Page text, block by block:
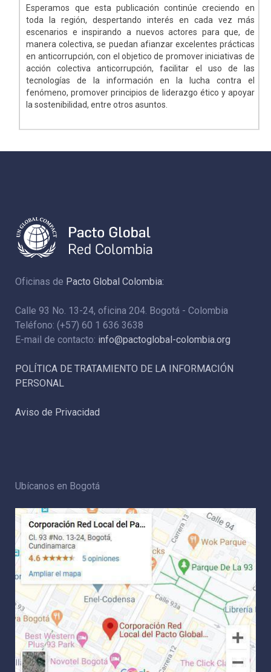
Esperamos que esta publicación continúe creciendo en
toda la región, despertando interés en cada vez más
escenarios e inspirando a nuevos actores para que, de
manera colectiva, se puedan afianzar excelentes prácticas
en anticorrupción, con el objetico de promover iniciativas de
acción colectiva anticorrupción, facilitar el uso de las
tecnologías de la información en la lucha contra el
fenómeno, promover principios de liderazgo ético y apoyar
la sostenibilidad, entre otros asuntos.
Oficinas de Pacto Global Colombia:
Calle 93 No. 13-24, oficina 204. Bogotá - Colombia
Teléfono: (+57) 60 1 636 3638
E-mail de contacto: info@pactoglobal-colombia.org
POLÍTICA DE TRATAMIENTO DE LA INFORMACIÓN
PERSONAL
Aviso de Privacidad
Ubícanos en Bogotá